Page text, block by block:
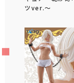
ツver.～